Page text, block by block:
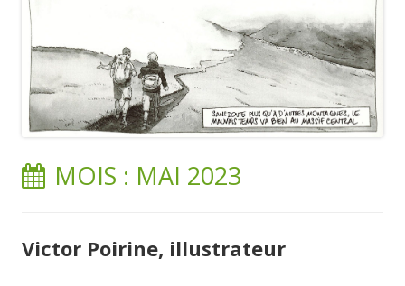
MOIS : MAI 2023
Victor Poirine, illustrateur